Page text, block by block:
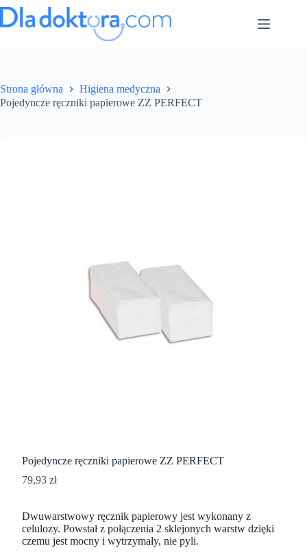
Strona główna
Higiena medyczna
Pojedyncze ręczniki papierowe ZZ PERFECT
Pojedyncze ręczniki papierowe ZZ PERFECT
79,93 zł
Dwuwarstwowy ręcznik papierowy jest wykonany z
celulozy. Powstał z połączenia 2 sklejonych warstw dzięki
czemu jest mocny i wytrzymały, nie pyli.